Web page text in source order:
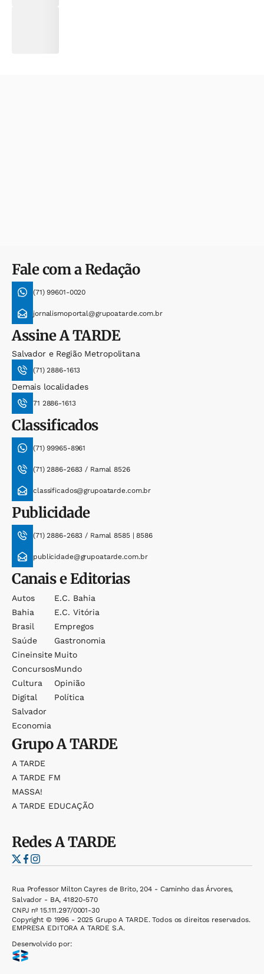
Fale com a Redação
(71) 99601-0020
jornalismoportal@grupoatarde.com.br
AssineA TARDE
Salvador e Região Metropolitana
(71) 2886-1613
Demais localidades
71 2886-1613
Classificados
(71) 99965-8961
(71) 2886-2683 / Ramal 8526
classificados@grupoatarde.com.br
Publicidade
(71) 2886-2683 / Ramal 8585 | 8586
publicidade@grupoatarde.com.br
Canais e Editorias
Autos
Bahia
Brasil
Saúde
Cineinsite
Concursos
Cultura
Digital
Salvador
Economia
E.c. Bahia
E.c. Vitória
Empregos
Gastronomia
Muito
Mundo
Opinião
Política
GrupoA TARDE
A TARDE
A TARDE FM
MASSA!
A TARDE EDUCAÇÃO
RedesA TARDE
Rua Professor Milton Cayres de Brito, 204 - Caminho das Árvores,
Salvador - BA, 41820-570
CNPJ nº 15.111.297/0001-30
Copyright © 1996 - 2025 Grupo A TARDE. Todos os direitos reservados.
EMPRESA EDITORA A TARDE S.A.
Desenvolvido por: